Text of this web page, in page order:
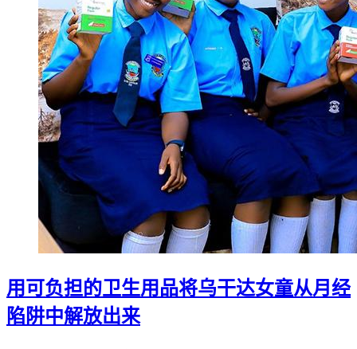
用可负担的卫生用品将乌干达女童从月经
陷阱中解放出来